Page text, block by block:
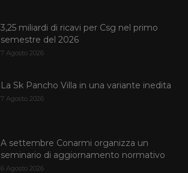
3,25 miliardi di ricavi per Csg nel primo
semestre del 2026
7 Agosto 2026
La Sk Pancho Villa in una variante inedita
7 Agosto 2026
A settembre Conarmi organizza un
seminario di aggiornamento normativo
6 Agosto 2026